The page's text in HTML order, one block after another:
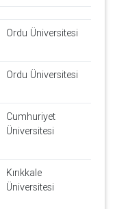
Ordu Üniversitesi
Ordu Üniversitesi
Cumhuriyet
Üniversitesi
Kırıkkale
Üniversitesi